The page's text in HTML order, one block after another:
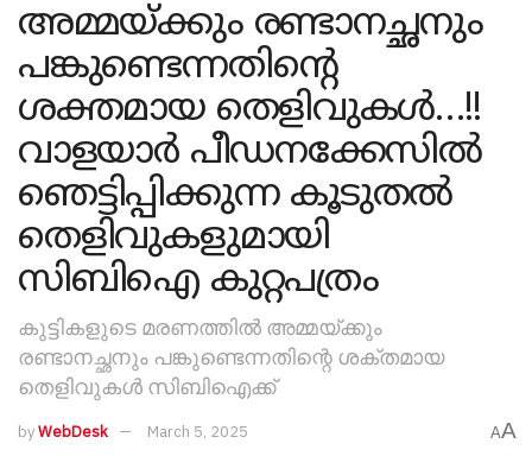
അമ്മയ്ക്കും രണ്ടാനച്ഛനും
പങ്കുണ്ടെന്നതിന്റെ
ശക്തമായ തെളിവുകള്‍…!!
വാളയാര്‍ പീഡനക്കേസില്‍
ഞെട്ടിപ്പിക്കുന്ന കൂടുതല്‍
തെളിവുകളുമായി
സിബിഐ കുറ്റപത്രം
കുട്ടികളുടെ മരണത്തില്‍ അമ്മയ്ക്കും
രണ്ടാനച്ഛനും പങ്കുണ്ടെന്നതിന്റെ ശക്തമായ
തെളിവുകള്‍ സിബിഐക്ക്
byWebDesk March 5, 2025 AA